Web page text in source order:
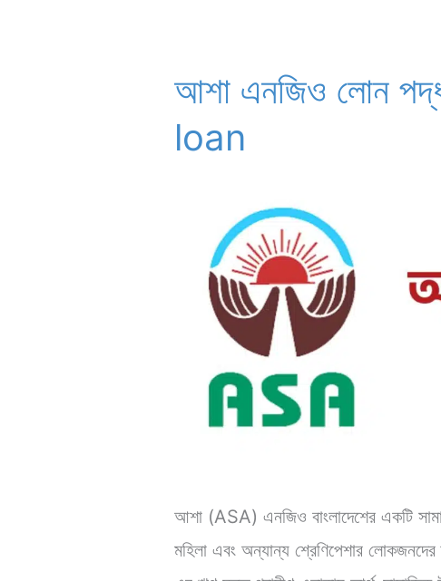
আশা এনজিও লোন
loan
আশা (ASA) এনজিও বাংলাদেশের একটি
মহিলা এবং অন্যান্য শ্রেণিপেশার